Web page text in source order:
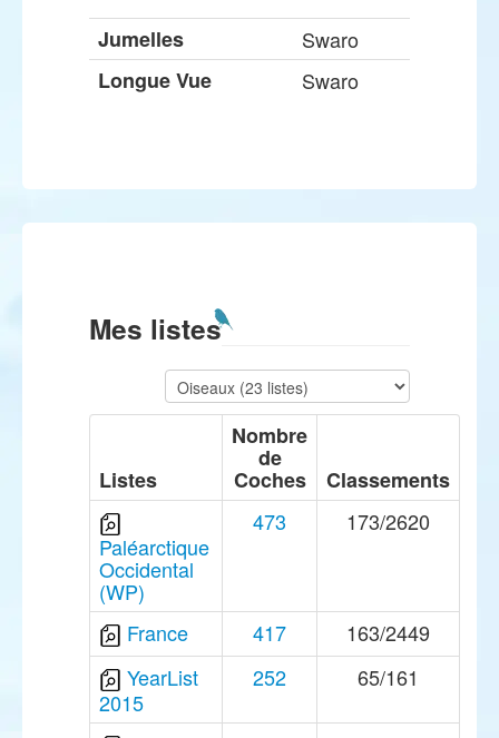
Jumelles
Swaro
Longue Vue
Swaro
Mes listes
Listes
Nombre
de
Coches Classements
Paléarctique
Occidental
(WP)
473 173/2620
France 417
163/2449
YearList
2015
252 65/161